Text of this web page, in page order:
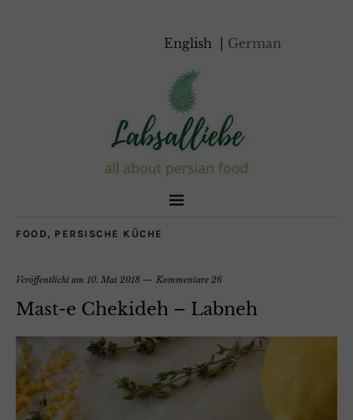
English German
FOOD , PERSISCHE KÜCHE
Veröffentlicht am 10. Mai 2018 Kommentare 26
Mast-e Chekideh – Labneh